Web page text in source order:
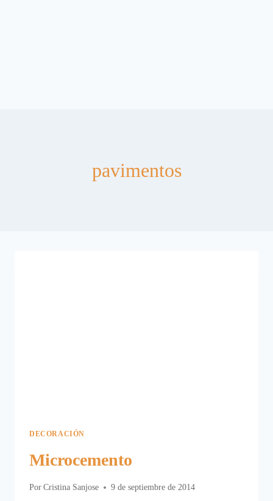
pavimentos
DECORACIÓN
Microcemento
Por Cristina Sanjose 9 de septiembre de 2014